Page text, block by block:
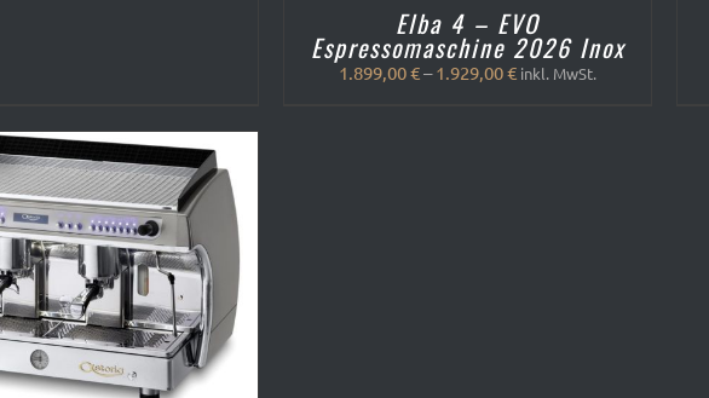
Elba 4 – EVO
Espressomaschine 2026 Inox
1.899,00€–1.929,00€ inkl. MwSt.